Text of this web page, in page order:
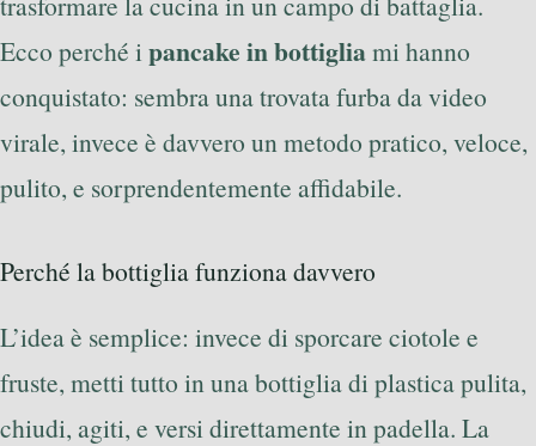
Ecco perché ipancake in bottigliami hanno
conquistato: sembra una trovata furba da video
virale, invece è davvero un metodo pratico, veloce,
pulito, e sorprendentemente affidabile.
Perché la bottiglia funziona davvero
L’idea è semplice: invece di sporcare ciotole e
fruste, metti tutto in una bottiglia di plastica pulita,
chiudi, agiti, e versi direttamente in padella. La